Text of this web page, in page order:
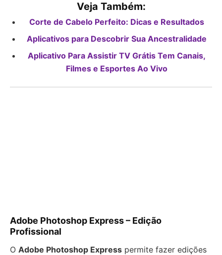
Veja Também:
Corte de Cabelo Perfeito: Dicas e Resultados
Aplicativos para Descobrir Sua Ancestralidade
Aplicativo Para Assistir TV Grátis Tem Canais,
Filmes e Esportes Ao Vivo
Adobe Photoshop Express – Edição
Profissional
O Adobe Photoshop Express permite fazer edições